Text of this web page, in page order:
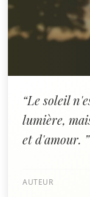
“Le soleil
lumière,
et d'amour. ”
AUTEUR